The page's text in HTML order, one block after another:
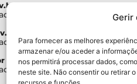
Gerir
Para fornecer as melhores
armazenar e/ou aceder a
nos permitirá processar dados,
neste site. Não consentir ou retirar
à
à
à